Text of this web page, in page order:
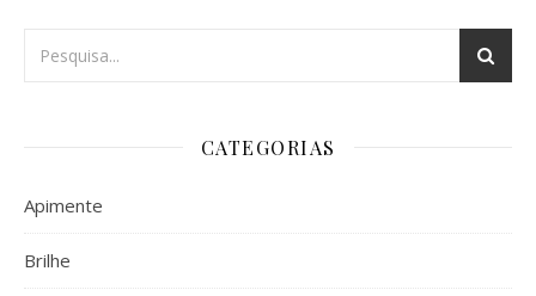
CATEGORIAS
Apimente
Brilhe